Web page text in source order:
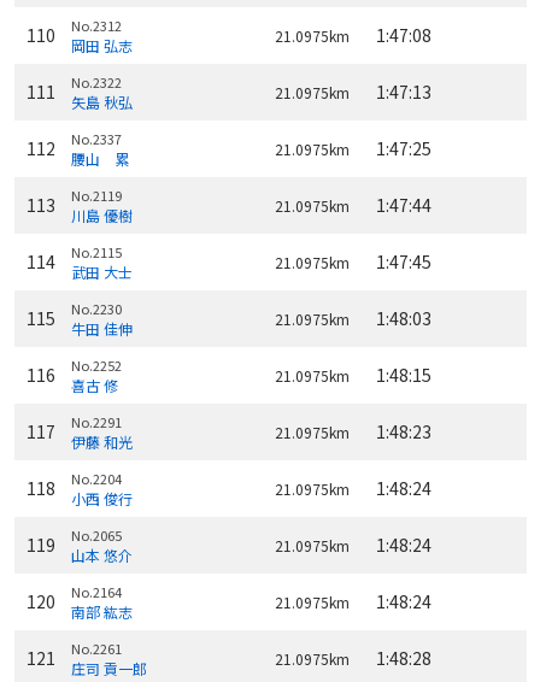
110 No.2312
岡田 弘志 21.0975km 1:47:08
111 No.2322
矢島 秋弘 21.0975km 1:47:13
112 No.2337
腰山 累 21.0975km 1:47:25
113 No.2119
川島 優樹 21.0975km 1:47:44
114 No.2115
武田 大士 21.0975km 1:47:45
115 No.2230
牛田 佳伸 21.0975km 1:48:03
116 No.2252
喜古 修 21.0975km 1:48:15
117 No.2291
伊藤 和光 21.0975km 1:48:23
118 No.2204
小西 俊行 21.0975km 1:48:24
119 No.2065
山本 悠介 21.0975km 1:48:24
120 No.2164
南部 紘志 21.0975km 1:48:24
121 No.2261
庄司 貢一郎 21.0975km 1:48:28